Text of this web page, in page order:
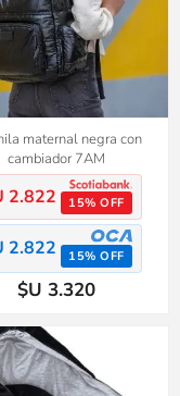
maternal negra con
cambiador 7AM
2.822 15% OFF
2.822 15% OFF
$U 3.320